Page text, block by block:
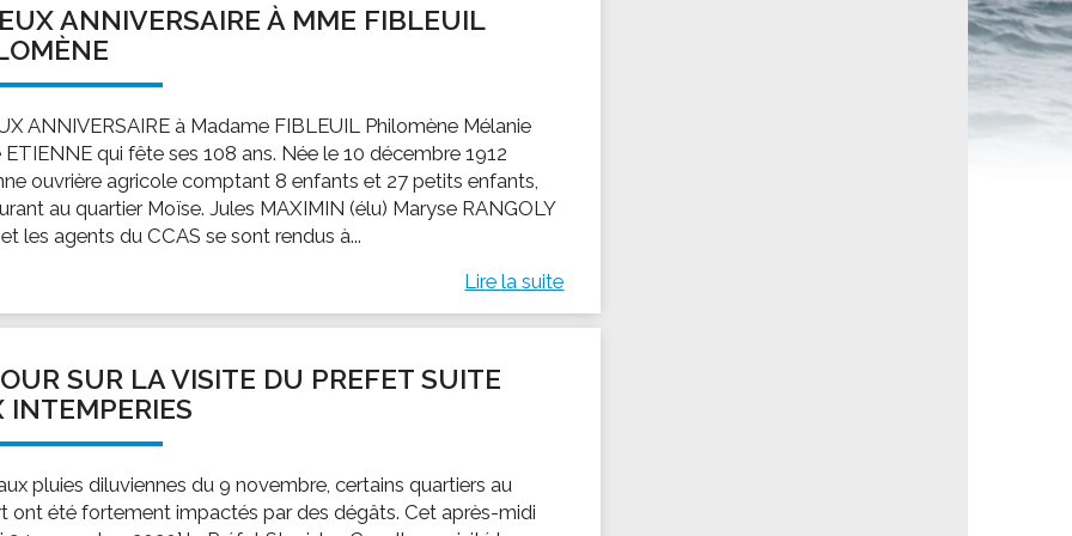
EMPLOI
Offres d'emploi
Le Centre Communal d'Action Social
Les aides sociales
Logement
Antenne Municipale de Développement et de
locale
et le lycée
scolaire
maternelles et primaire
de loisirs - ALSH
LE SERVICE CULTURELGuide des activités sportives
ANNIVERSAIRE À MME FIBLEUIL
ANNIVERSAIRE à Madame FIBLEUIL Philomène Mélanie
ETIENNE qui fête ses 108 ans. Née le 10 décembre 1912
ouvrière agricole comptant 8 enfants et 27 petits enfants,
au quartier Moïse. Jules MAXIMIN (élu) Maryse RANGOLY
les agents du CCAS se sont rendus à...
Lire la suite
SUR LA VISITE DU PREFET SUITE
INTEMPERIES
pluies diluviennes du 9 novembre, certains quartiers au
ont été fortement impactés par des dégâts. Cet après-midi